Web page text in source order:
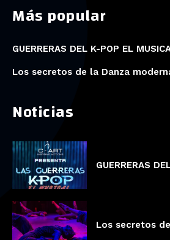
Noticias
GUERRERAS
Los secretos
Más popular
GUERRERAS DEL K-POP EL
Los secretos de la Danza